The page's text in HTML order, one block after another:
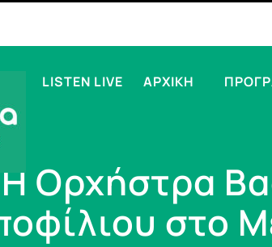
LISTEN LIVE ΑΡΧΙΚΗ
Η Ορχήστρα
στο